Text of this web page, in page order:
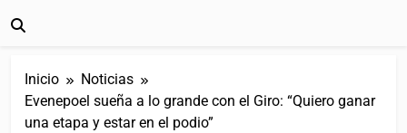
Inicio
Noticias
Evenepoel sueña a lo grande con el Giro: “Quiero ganar
una etapa y estar en el podio”